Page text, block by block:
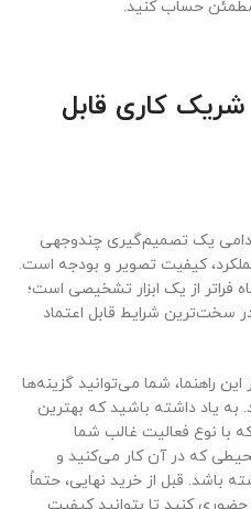
حساب کنید.
کاری قابل
دامی یک تصمیم‌گیری چندوجهی
کیفیت تصویر و بودجه است.
فراتر از یک ابزار تشخیصی است؛
سخت‌ترین شرایط قابل اعتماد
راهنما، شما می‌توانید گزینه‌ها
به یاد داشته باشید که بهترین
با نوع فعالیت غالب شما
که در آن کار می‌کنید و
باشد. قبل از خرید نهایی، حتماً